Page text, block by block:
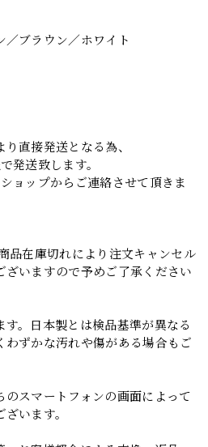
／ブラウン／ホワイト
直接発送となる為、
発送致します。
ョップからご連絡させて頂きま
品在庫切れにより注文キャンセル
ざいますので予めご了承ください
す。日本製とは検品基準が異なる
わずかな汚れや傷がある場合もご
のスマートフォンの画面によって
います。